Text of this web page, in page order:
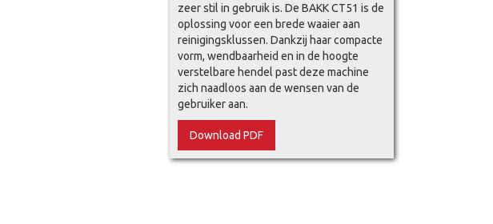
zeer stil in gebruik is. De BAKK CT51 is de
oplossing voor een brede waaier aan
reinigingsklussen. Dankzij haar compacte
vorm, wendbaarheid en in de hoogte
verstelbare hendel past deze machine
zich naadloos aan de wensen van de
gebruiker aan.
Download PDF